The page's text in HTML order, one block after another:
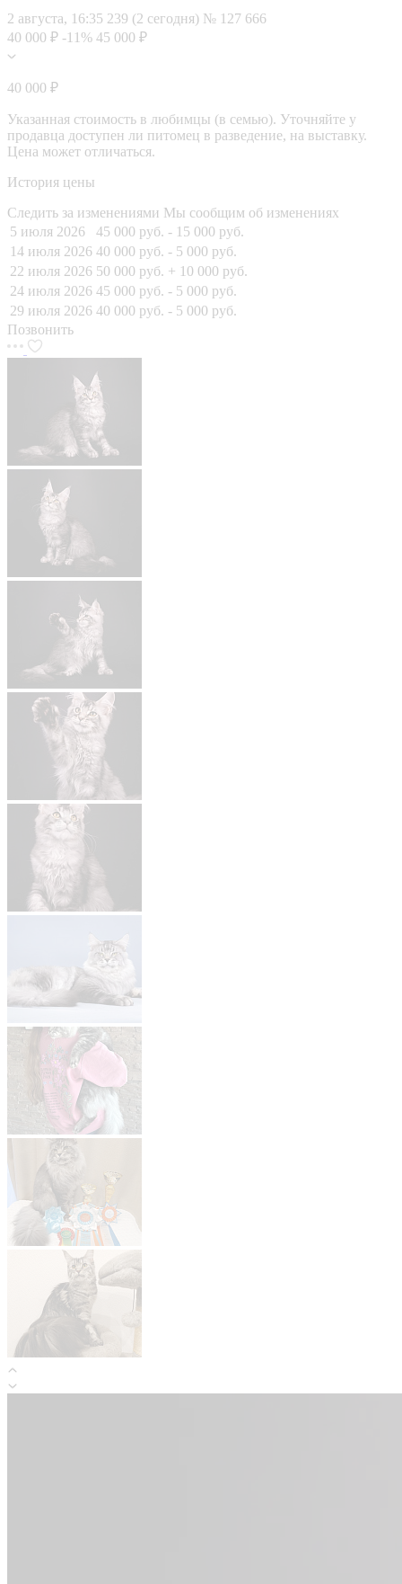
2 августа, 16:35 239 (2 сегодня) № 127 666
40 000 ₽ -11% 45 000 ₽
40 000 ₽
Указанная стоимость в любимцы (в семью). Уточняйте у
продавца доступен ли питомец в разведение, на выставку.
Цена может отличаться.
История цены
Следить за изменениями Мы сообщим об изменениях
5 июля 2026
45 000 руб. - 15 000 руб.
14 июля 2026 40 000 руб. - 5 000 руб.
22 июля 2026 50 000 руб. + 10 000 руб.
24 июля 2026 45 000 руб. - 5 000 руб.
29 июля 2026 40 000 руб. - 5 000 руб.
Позвонить